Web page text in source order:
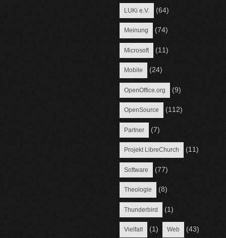
LUKi e.V. (64)
Meinung (74)
Microsoft (11)
Mobile (24)
OpenOffice.org (9)
OpenSource (112)
Partner (7)
Projekt LibreChurch (11)
Software (77)
Theologie (8)
Thunderbird (1)
Vielfalt (1) Web (43)